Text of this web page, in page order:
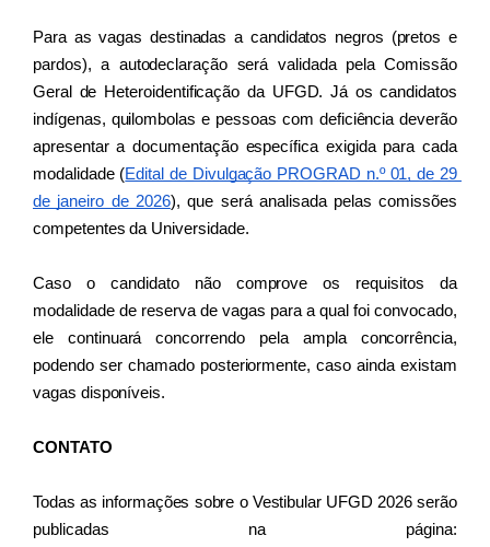
Para as vagas destinadas a candidatos negros (pretos e
pardos), a autodeclaração será validada pela Comissão
Geral de Heteroidentificação da UFGD. Já os candidatos
indígenas, quilombolas e pessoas com deficiência deverão
apresentar a documentação específica exigida para cada
modalidade (Edital de Divulgação PROGRAD n.º 01, de 29
de janeiro de 2026), que será analisada pelas comissões
competentes da Universidade.
Caso o candidato não comprove os requisitos da
modalidade de reserva de vagas para a qual foi convocado,
ele continuará concorrendo pela ampla concorrência,
podendo ser chamado posteriormente, caso ainda existam
vagas disponíveis.
CONTATO
Todas as informações sobre o Vestibular UFGD 2026 serão